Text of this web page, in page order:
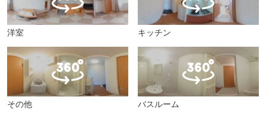
洋室 キッチン
その他 バスルーム